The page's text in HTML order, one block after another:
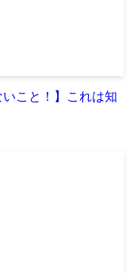
いこと！】これは知